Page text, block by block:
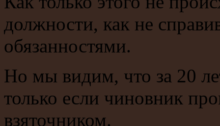
должности, как не
обязанностями.
Но мы видим, что за 20
только если чиновник
взяточником.